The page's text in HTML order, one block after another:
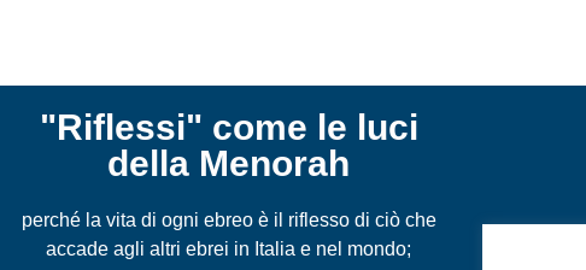
"Riflessi" come le luci
della Menorah
perché la vita di ogni ebreo è il riflesso di ciò che
accade agli altri ebrei in Italia e nel mondo;